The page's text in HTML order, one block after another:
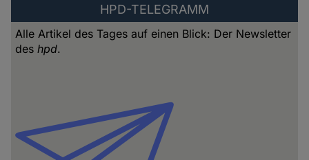
HPD-TELEGRAMM
Alle Artikel des Tages auf einen Blick: Der Newsletter
deshpd.